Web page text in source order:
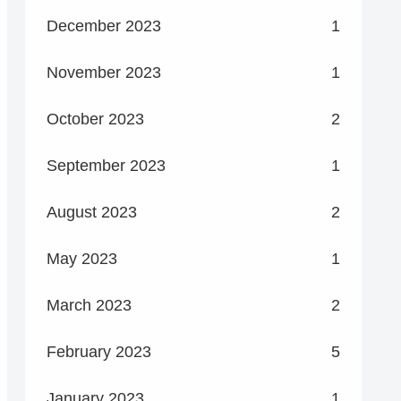
December 2023 1
November 2023 1
October 2023 2
September 2023 1
August 2023 2
May 2023 1
March 2023 2
February 2023 5